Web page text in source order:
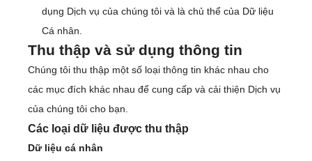
dụng Dịch vụ của chúng tôi và là chủ thể của Dữ liệu
Cá nhân.
Thu thập và sử dụng thông tin
Chúng tôi thu thập một số loại thông tin khác nhau cho
các mục đích khác nhau để cung cấp và cải thiện Dịch vụ
của chúng tôi cho bạn.
Các loại dữ liệu được thu thập
Dữ liệu cá nhân